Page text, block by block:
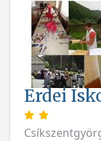
Erdei